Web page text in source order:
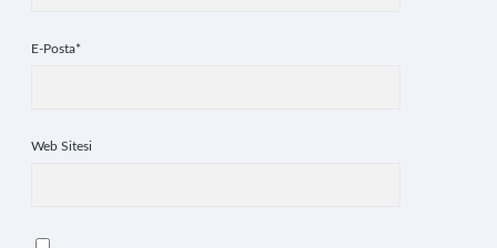
E-Posta*
Web Sitesi